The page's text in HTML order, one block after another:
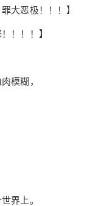
大恶极！！！】
！！！】
模糊，
界上。